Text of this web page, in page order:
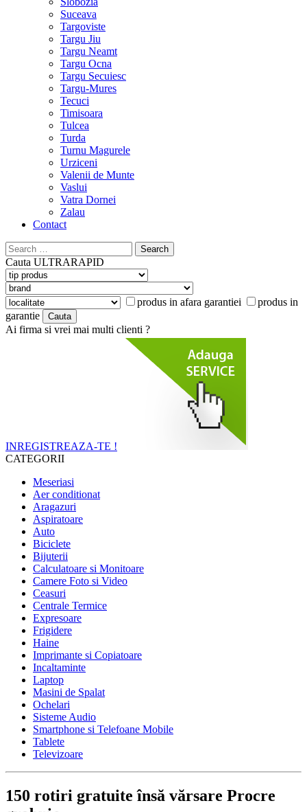
Suceava
Targoviste
Targu Jiu
Targu Neamt
Targu Ocna
Targu Secuiesc
Targu-Mures
Tecuci
Timisoara
Tulcea
Turda
Turnu Magurele
Urziceni
Valenii de Munte
Vaslui
Vatra Dornei
Zalau
Contact
Search
for:
Cauta ULTRARAPID
produs in afara garantiei
produs in
garantie
Ai firma si vrei mai multi clienti ?
INREGISTREAZA-TE !
CATEGORII
Meseriasi
Aer conditionat
Aragazuri
Aspiratoare
Auto
Biciclete
Bijuterii
Calculatoare si Monitoare
Camere Foto si Video
Ceasuri
Centrale Termice
Expresoare
Frigidere
Haine
Imprimante si Copiatoare
Incaltaminte
Laptop
Masini de Spalat
Ochelari
Sisteme Audio
Smartphone si Telefoane Mobile
Tablete
Televizoare
150 rotiri gratuite însă vărsare Procre